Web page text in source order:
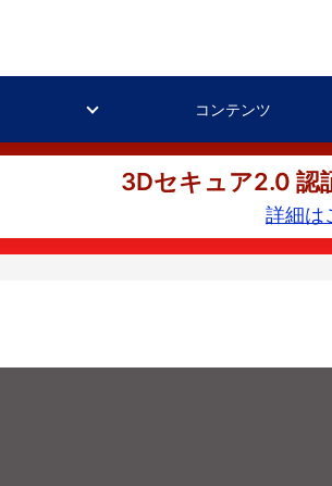
コンテンツ
3Dセキュア2.0 認
詳細は